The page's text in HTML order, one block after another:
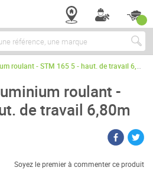
Chercher
roulant - STM 165 5 - haut. de travail 6,80m
roulant -
de travail 6,80m
Soyez le premier à commenter ce produit